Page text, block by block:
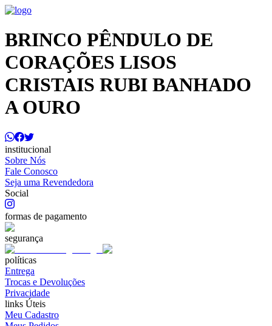
BRINCO PÊNDULO DE
CORAÇÕES LISOS
CRISTAIS RUBI BANHADO
A OURO
institucional
Sobre Nós
Fale Conosco
Seja uma Revendedora
Social
formas de pagamento
segurança
políticas
Entrega
Trocas e Devoluções
Privacidade
links Úteis
Meu Cadastro